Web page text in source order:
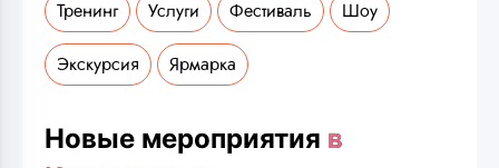
Тренинг Услуги Фестиваль Шоу
Экскурсия Ярмарка
Новые мероприятия в